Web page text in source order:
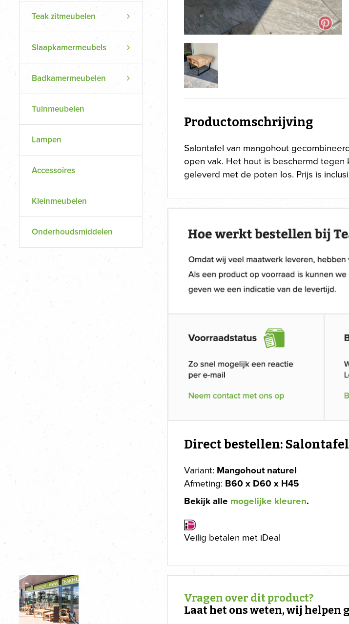
Teak zitmeubelen
Slaapkamermeubels
Badkamermeubelen
Tuinmeubelen
Lampen
Accessoires
Kleinmeubelen
Onderhoudsmiddelen
Productomschrijving
Salontafel van mangohout
open vak. Het hout is beschermd
geleverd met de poten los. Prijs is
Direct bestellen:
Variant: Mangohout naturel
Afmeting: B60 x D60 x H45
Bekijk alle mogelijke kleuren.
Veilig betalen met iDeal
Vragen over dit product?
Laat het ons weten, wij helpen